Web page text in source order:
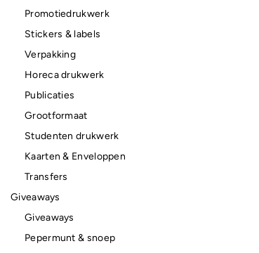
Promotiedrukwerk
Stickers & labels
Verpakking
Horeca drukwerk
Publicaties
Grootformaat
Studenten drukwerk
Kaarten & Enveloppen
Transfers
Giveaways
Giveaways
Pepermunt & snoep